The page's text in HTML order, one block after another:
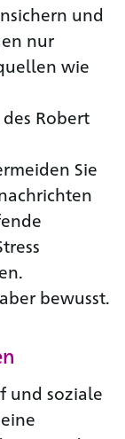
und
nur
wie
Robert
Sie
bewusst.
und soziale